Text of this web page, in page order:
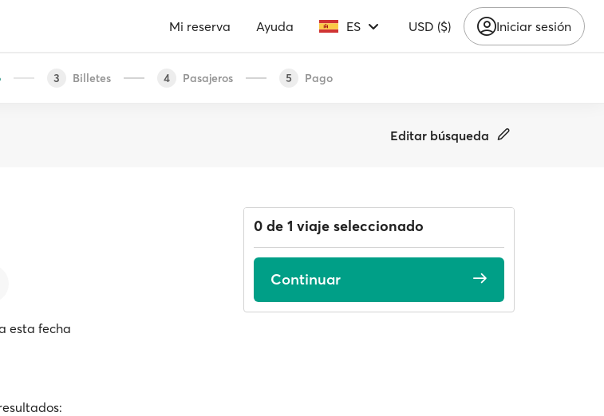
Mi reserva Ayuda ES USD ($) Iniciar sesión
3 Billetes 4 Pasajeros 5 Pago
Editar búsqueda
esta fecha
0 de 1 viaje seleccionado
Continuar